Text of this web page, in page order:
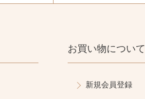
お買い物について
新規会員登録